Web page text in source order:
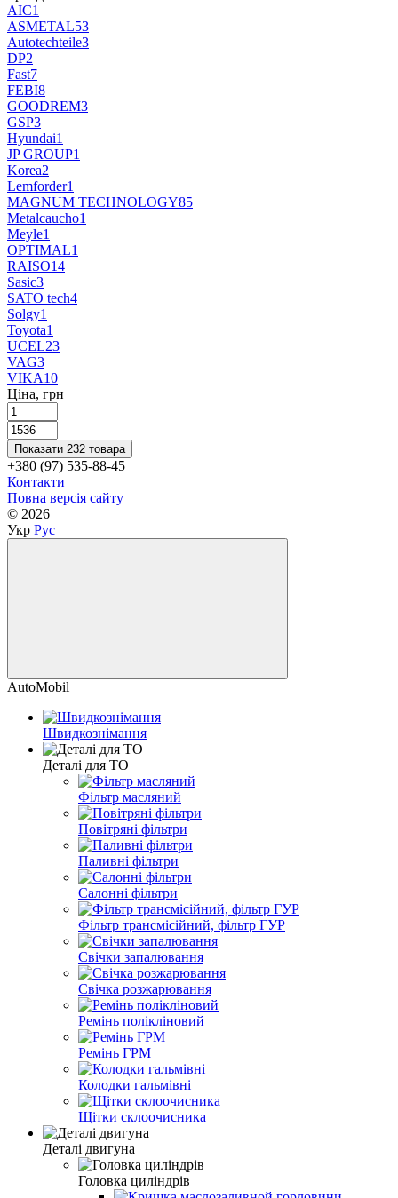
AIC1
ASMETAL53
Autotechteile3
DP2
Fast7
FEBI8
GOODREM3
GSP3
Hyundai1
JP GROUP1
Korea2
Lemforder1
MAGNUM TECHNOLOGY85
Metalcaucho1
Meyle1
OPTIMAL1
RAISO14
Sasic3
SATO tech4
Solgy1
Toyota1
UCEL23
VAG3
VIKA10
Ціна, грн
Показати 232 товара
+380 (97) 535-88-45
Контакти
Повна версія сайту
© 2026
Укр Рус
AutoMobil
Швидкознімання
Деталі для ТО
Фільтр масляний
Повітряні фільтри
Паливні фільтри
Салонні фільтри
Фільтр трансмісійний, фільтр ГУР
Свічки запалювання
Свічка розжарювання
Ремінь полікліновий
Ремінь ГРМ
Колодки гальмівні
Щітки склоочисника
Деталі двигуна
Головка циліндрів